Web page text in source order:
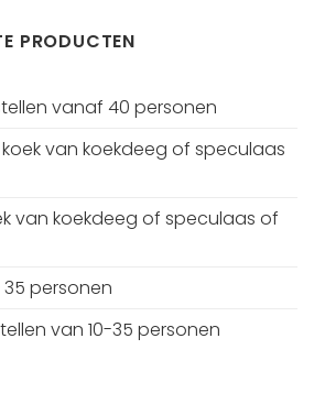
PRODUCTEN
vanaf 40 personen
van koekdeeg of speculaas
van koekdeeg of speculaas of
35 personen
van 10-35 personen